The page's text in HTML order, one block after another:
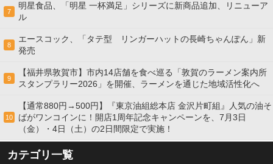
7
明星食品、「明星 一杯満足」シリーズに新商品追加、リニューア
ル
8
エースコック、「タテ型 リンガーハットの長崎ちゃんぽん」新
発売
9
【福井県敦賀市】市内14店舗を食べ巡る「敦賀のラーメン案内所
スタンプラリー2026」を開催、ラーメンを通じた地域活性化へ
10
【通常880円→500円】『東京油組総本店 金沢片町組』人気の油そ
ばがワンコインに！開店1周年記念キャンペーンを、7月3日
（金）・4日（土）の2日間限定で実施！
カテゴリ一覧